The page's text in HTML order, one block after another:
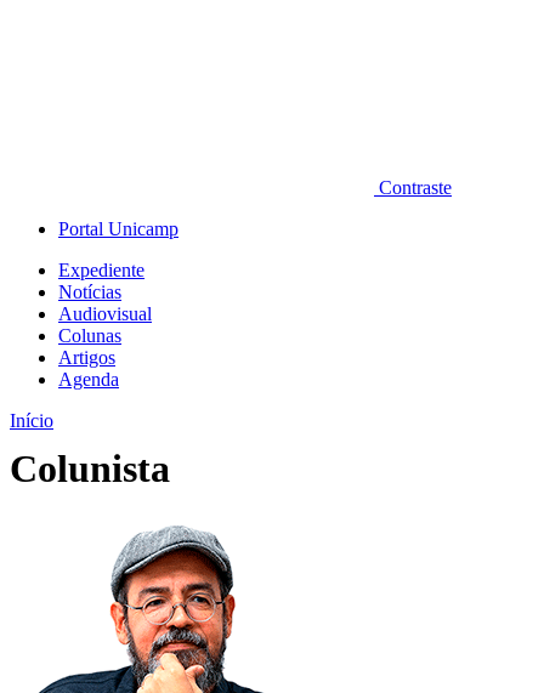
Contraste
Portal Unicamp
Expediente
Notícias
Audiovisual
Colunas
Artigos
Agenda
Início
Colunista